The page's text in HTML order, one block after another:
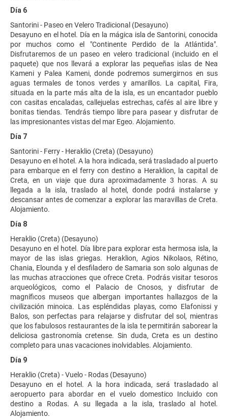
Día 6
Santorini - Paseo en Velero Tradicional (Desayuno)
Desayuno en el hotel. Día en la mágica isla de Santorini, conocida
por muchos como el "Continente Perdido de la Atlántida".
Disfrutaremos de un paseo en velero tradicional (incluido en el
paquete) que nos llevará a explorar las pequeñas islas de Nea
Kameni y Palea Kameni, donde podremos sumergirnos en sus
aguas termales de tonos verdes y amarillos. La capital, Fira,
situada en la parte más alta de la isla, es un encantador pueblo
con casitas encaladas, callejuelas estrechas, cafés al aire libre y
bonitas tiendas. Tendrás tiempo libre para pasear y disfrutar de
las impresionantes vistas del mar Egeo. Alojamiento.
Día 7
Santorini - Ferry - Heraklio (Creta) (Desayuno)
Desayuno en el hotel. A la hora indicada, será trasladado al puerto
para embarque en el ferry con destino a Heraklion, la capital de
Creta, en un viaje que dura aproximadamente 3 horas. A su
llegada a la isla, traslado al hotel, donde podrá instalarse y
descansar antes de comenzar a explorar las maravillas de Creta.
Alojamiento.
Día 8
Heraklio (Creta) (Desayuno)
Desayuno en el hotel. Día libre para explorar esta hermosa isla, la
mayor de las islas griegas. Heraklion, Agios Nikolaos, Rétino,
Chania, Elounda y el desfiladero de Samaria son solo algunas de
las muchas atracciones que ofrece Creta. Podrás visitar tesoros
arqueológicos, como el Palacio de Cnosos, y disfrutar de
magníficos museos que albergan importantes hallazgos de la
civilización minoica. Las espléndidas playas, como Elafonissi y
Balos, son perfectas para relajarse y disfrutar del sol, mientras
que los fabulosos restaurantes de la isla te permitirán saborear la
deliciosa gastronomía cretense. Sin duda, Creta es un destino
completo para unas vacaciones inolvidables. Alojamiento.
Día 9
Heraklio (Creta) - Vuelo - Rodas (Desayuno)
Desayuno en el hotel. A la hora indicada, será trasladado al
aeropuerto para abordar en el vuelo domestico Incluido con
destino a Rodas. A su llegada a la isla, traslado al hotel.
Alojamiento.